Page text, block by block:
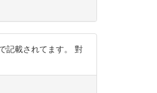
記載されてます。 對